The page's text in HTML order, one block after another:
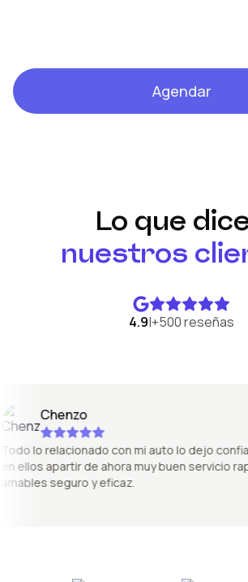
Agendar
Lo que
nuestros
4.9|+500 reseñas
Chenzo
lo relacionado con mi auto lo dejo confiado
apartir de ahora muy buen servicio
seguro y eficaz.